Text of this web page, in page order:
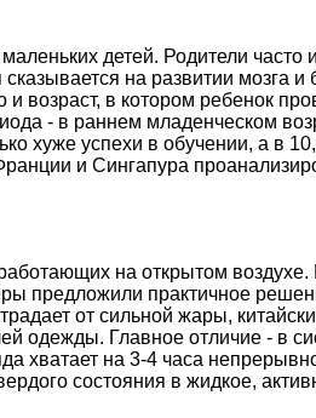
детей. Родители часто
на развитии мозга
и возраст, в котором ребенок
- в раннем младенческом
хуже успехи в обучении, а в
и Сингапура
на открытом воздухе.
предложили практичное
от сильной жары,
одежды. Главное отличие - в
хватает на 3-4 часа
состояния в жидкое,